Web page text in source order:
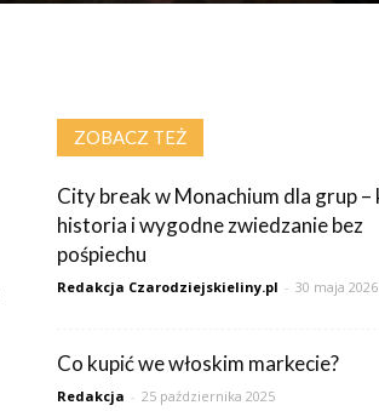
ZOBACZ TEŻ
City break w Monachium dla grup –
historia i wygodne zwiedzanie bez
pośpiechu
Redakcja Czarodziejskieliny.pl - 30 maja 2026
Co kupić we włoskim markecie?
Redakcja - 25 października 2025